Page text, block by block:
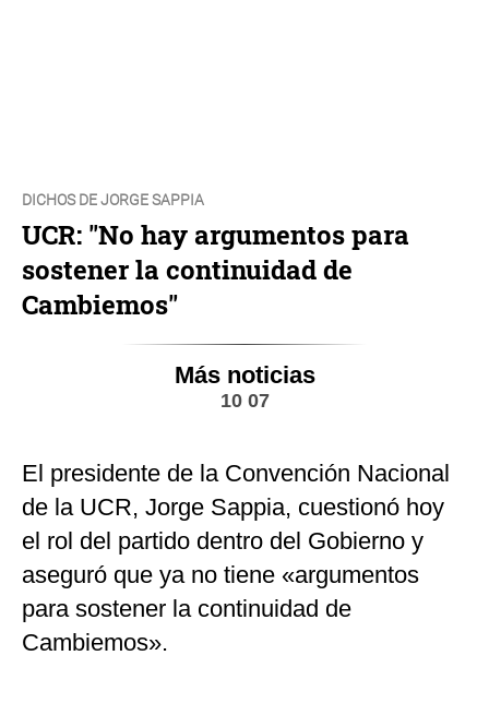
DICHOS DE JORGE SAPPIA
UCR: "No hay argumentos para
sostener la continuidad de
Cambiemos"
Más noticias
10 07
El presidente de la Convención Nacional
de la UCR, Jorge Sappia, cuestionó hoy
el rol del partido dentro del Gobierno y
aseguró que ya no tiene «argumentos
para sostener la continuidad de
Cambiemos».